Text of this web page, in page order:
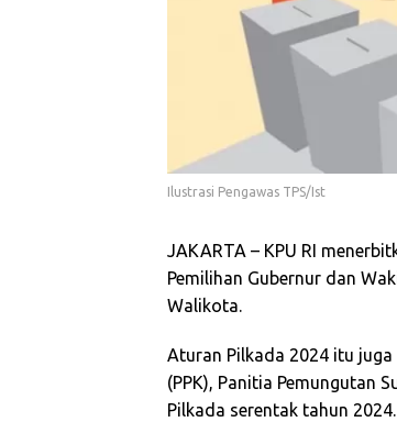
Ilustrasi Pengawas TPS/Ist
JAKARTA – KPU RI
Pemilihan Gubernur dan
Walikota.
Aturan Pilkada 2024 itu
(PPK), Panitia Pemungutan
Pilkada serentak tahun 2024.